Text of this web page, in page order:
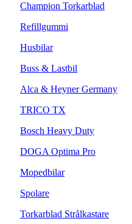
Champion Torkarblad
Refillgummi
Husbilar
Buss & Lastbil
Alca & Heyner Germany
TRICO TX
Bosch Heavy Duty
DOGA Optima Pro
Mopedbilar
Spolare
Torkarblad Strålkastare